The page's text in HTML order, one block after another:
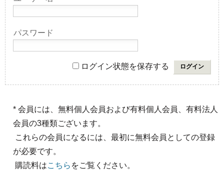
パスワード
ログイン状態を保存する
* 会員には、無料個人会員および有料個人会員、有料法人
会員の3種類ございます。
これらの会員になるには、最初に無料会員としての登録
が必要です。
購読料はこちら をご覧ください。